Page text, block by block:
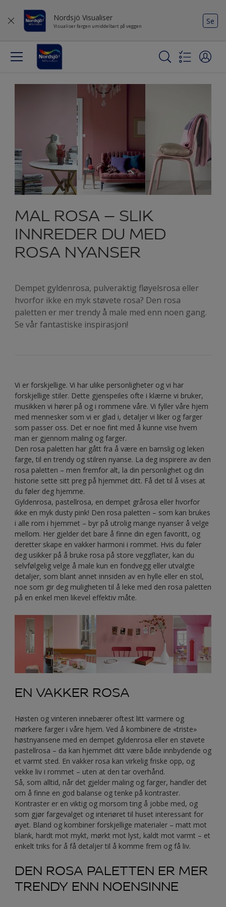
Nordsjö Visualiser
Visualiser fargen umiddelbart på veggen
Se
MAL ROSA – SLIK
INNREDER DU MED
ROSA NYANSER
Dempet gyldenrosa, pulveraktig fløyelsrosa eller
hvorfor ikke en myk støvete rosa? Den rosa
paletten er mer trendy å male med enn noen gang.
Se vår fantastiske inspirasjon!
Vi er forskjellige. Vi har ulike personligheter og vi har
forskjellige stiler. Dette gjenspeiles ofte i klærne vi bruker,
musikken vi hører på og i rommene våre. Vi fyller våre hjem
med mennesker som vi er glad i, detaljer vi liker og farger
som passer oss. Det er noe fint med å kunne vise hvem
man er gjennom maling og farger.
Den rosa paletten har gått fra å være en barnslig og leken
farge, til en trendy og stilren nyanse. La deg inspirere av den
rosa paletten – men fremfor alt, la din personlighet og din
historie sette sitt preg på hjemmet ditt. Få det til å vises at
du føler deg hjemme.
Gyldenrosa, pastellrosa, en dempet grårosa eller hvorfor
ikke en myk dusty pink! Den rosa paletten – som kan brukes
i alle rom i hjemmet – byr på utrolig mange nyanser å velge
mellom. Her gjelder det bare å finne din egen favoritt, og
deretter skape en vakker harmoni i rommet. Hvis du føler
deg usikker på å bruke rosa på store veggflater, kan du
selvfølgelig velge å male kun en fondvegg eller utvalgte
detaljer, som blant annet innsiden av en hylle eller en stol,
noe som gir deg muligheten til å leke med den rosa paletten
på en enkel men likevel effektiv måte.
EN VAKKER ROSA
Høsten og vinteren innebærer oftest litt varmere og
mørkere farger i våre hjem. Ved å kombinere de «triste»
høstnyansene med en dempet gyldenrosa eller en støvete
pastellrosa – da kan hjemmet ditt være både innbydende og
et varmt sted. En vakker rosa kan virkelig friske opp, og
vekke liv i rommet – uten at den tar overhånd.
Så, som alltid, når det gjelder maling og farger, handler det
om å finne en god balanse og tenke på kontraster.
Kontraster er en viktig og morsom ting å jobbe med, og
som gjør fargevalget og interiøret til huset interessant for
øyet. Bland og kombiner forskjellige materialer – matt mot
blank, hardt mot mykt, mørkt mot lyst, kaldt mot varmt – et
enkelt triks for å få detaljer til å komme frem og få liv.
DEN ROSA PALETTEN ER MER
TRENDY ENN NOENSINNE